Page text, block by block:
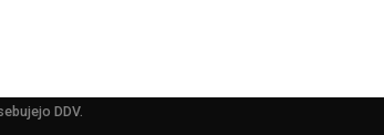
DDV.
obveščanje o izvedenih spremembah v
narave, z novostmi na spletnem mestu BSF ter